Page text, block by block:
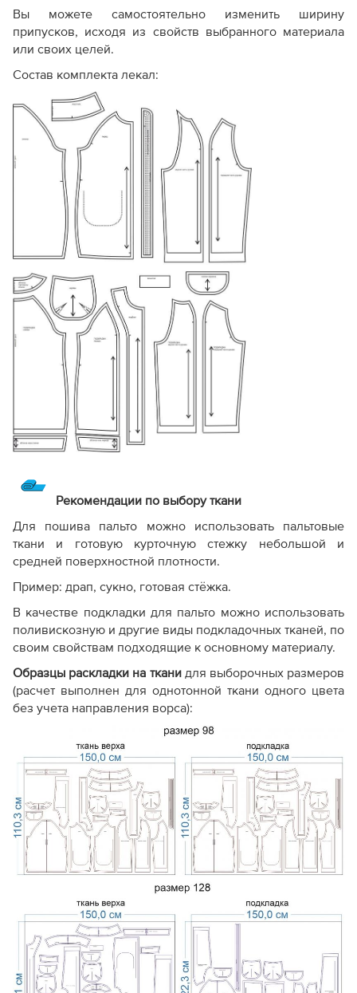
Вы можете самостоятельно изменить ширину
припусков, исходя из свойств выбранного материала
или своих целей.
Состав комплекта лекал:
Рекомендации по выбору ткани
Для пошива пальто можно использовать пальтовые
ткани и готовую курточную стежку небольшой и
средней поверхностной плотности.
Пример: драп, сукно, готовая стёжка.
В качестве подкладки для пальто можно использовать
поливискозную и другие виды подкладочных тканей, по
своим свойствам подходящие к основному материалу.
Образцы раскладки на ткани для выборочных размеров
(расчет выполнен для однотонной ткани одного цвета
без учета направления ворса):